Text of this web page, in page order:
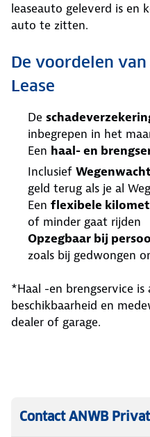
leaseauto geleverd is en
auto te zitten.
De voordelen
Lease
De
inbegrepen in het
Een haal- en
Inclusief
geld terug als je al
Een flexibele
of minder gaat rijden
Opzegbaar bij
zoals bij gedwongen
*Haal -en brengservice
beschikbaarheid en
dealer of garage.
Contact ANWB